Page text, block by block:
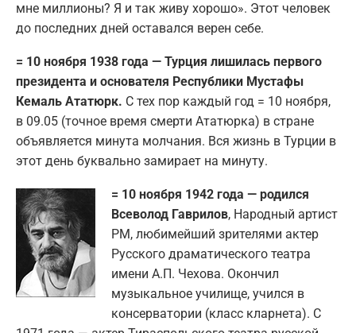
мне миллионы? Я и так живу хорошо». Этот человек
до последних дней оставался верен себе.
= 10 ноября 1938 года — Турция лишилась первого
президента и основателя Республики Мустафы
Кемаль Ататюрк. С тех пор каждый год = 10 ноября,
в 09.05 (точное время смерти Ататюрка) в стране
объявляется минута молчания. Вся жизнь в Турции в
этот день буквально замирает на минуту.
= 10 ноября 1942 года — родился
Всеволод Гаврилов, Народный артист
РМ, любимейший зрителями актер
Русского драматического театра
имени А.П. Чехова. Окончил
музыкальное училище, учился в
консерватории (класс кларнета). С